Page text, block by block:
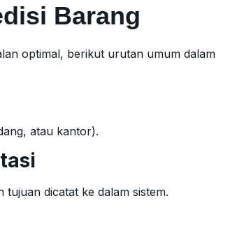
Barang
optimal, berikut urutan umum dalam
atau kantor).
dicatat ke dalam sistem.